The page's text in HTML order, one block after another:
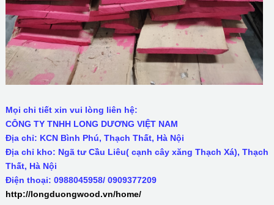
Mọi chi tiết xin vui lòng liên hệ:
CÔNG TY TNHH LONG DƯƠNG VIỆT NAM
Địa chỉ: KCN Bình Phú, Thạch Thất, Hà Nội
Địa chỉ kho: Ngã tư Cầu Liêu( cạnh cây xăng Thạch Xá), Thạch
Thất, Hà Nội
Điện thoại: 0988045958/ 0909377209
http://longduongwood.vn/home/